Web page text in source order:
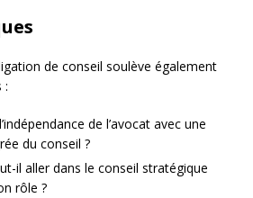
de conseil soulève également
:
de l’avocat avec une
du conseil ?
il aller dans le conseil stratégique
rôle ?